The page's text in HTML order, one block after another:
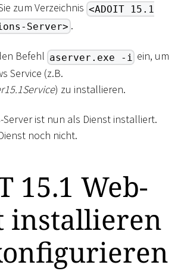
zum Verzeichnis <ADOIT 15.1
Server> .
Befehl aserver.exe -i
ein, um
Service (z.B.
) zu installieren.
Server ist nun als Dienst installiert.
noch nicht.
15.1 Web-
installieren